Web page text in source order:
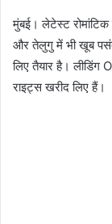
मुंबई। लेटेस्ट
और तेलुगु में भी खूब
लिए तैयार है। लीडिंग
राइट्स खरीद लिए हैं।